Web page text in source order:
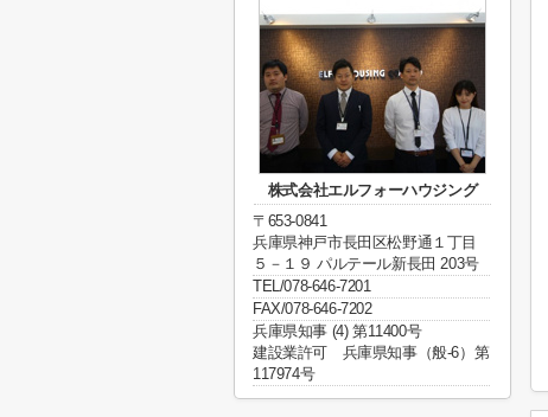
株式会社エルフォーハウジング
〒653-0841
兵庫県神戸市長田区松野通１丁目
５－１９ パルテール新長田 203号
TEL/078-646-7201
FAX/078-646-7202
兵庫県知事 (4) 第11400号
建設業許可 兵庫県知事（般-6）第
117974号